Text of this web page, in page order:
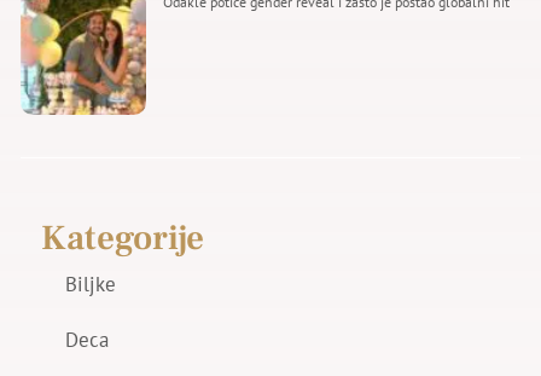
Kategorije
Biljke
Deca